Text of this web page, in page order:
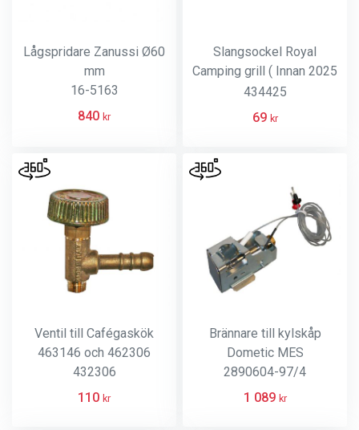
Lågspridare Zanussi Ø60
mm
16-5163
840 kr
Slangsockel Royal
Camping grill ( Innan 2025
)
434425
69 kr
Ventil till Cafégaskök
463146 och 462306
432306
110 kr
Brännare till kylskåp
Dometic MES
2890604-97/4
1 089 kr